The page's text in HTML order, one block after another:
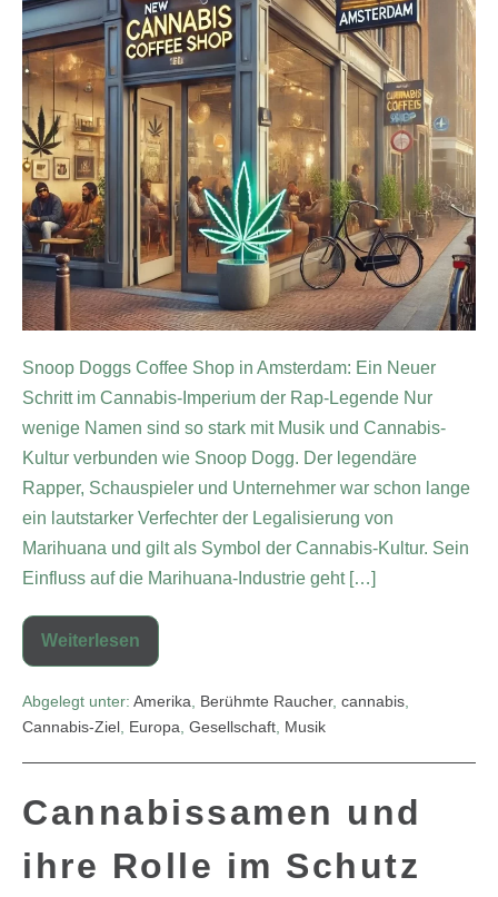
Snoop Doggs Coffee Shop in Amsterdam: Ein Neuer
Schritt im Cannabis-Imperium der Rap-Legende Nur
wenige Namen sind so stark mit Musik und Cannabis-
Kultur verbunden wie Snoop Dogg. Der legendäre
Rapper, Schauspieler und Unternehmer war schon lange
ein lautstarker Verfechter der Legalisierung von
Marihuana und gilt als Symbol der Cannabis-Kultur. Sein
Einfluss auf die Marihuana-Industrie geht […]
Weiterlesen
Abgelegt unter: Amerika Berühmte Raucher, cannabis
Cannabis-Ziel Europa Gesellschaft Musik
Cannabissamen und
ihre Rolle im Schutz